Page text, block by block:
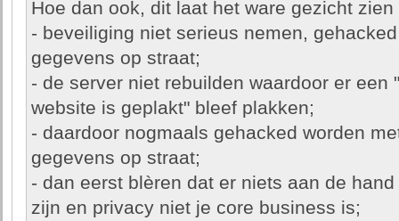
Hoe dan ook, dit laat het ware gezicht
- beveiliging niet serieus nemen,
gegevens op straat;
- de server niet rebuilden waardoor er een
website is geplakt" bleef plakken;
- daardoor nogmaals gehacked worden
gegevens op straat;
- dan eerst blèren dat er niets aan de
zijn en privacy niet je core business is;